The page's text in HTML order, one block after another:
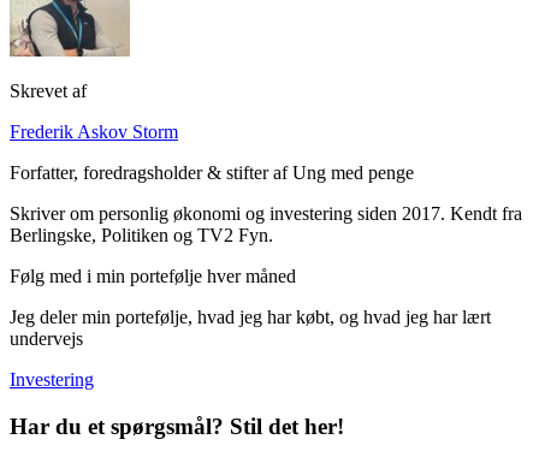
Skrevet af
Frederik Askov Storm
Forfatter, foredragsholder & stifter af Ung med penge
Skriver om personlig økonomi og investering siden 2017. Kendt fra
Berlingske, Politiken og TV2 Fyn.
Følg med i min portefølje hver måned
Jeg deler min portefølje, hvad jeg har købt, og hvad jeg har lært
undervejs
Investering
Har du et spørgsmål? Stil det her!